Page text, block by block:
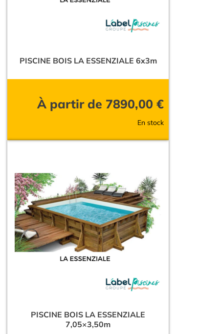
PISCINE BOIS LA ESSENZIALE 6x3m
À partir de 7890,00 €
En stock
PISCINE BOIS LA ESSENZIALE
7,05×3,50m